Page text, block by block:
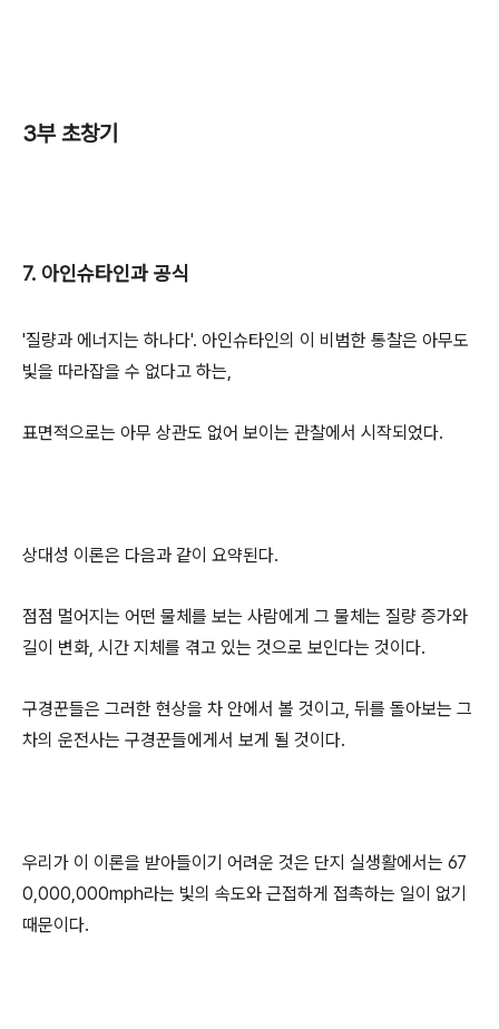
3부 초창기
7. 아인슈타인과 공식
'질량과 에너지는 하나다'. 아인슈타인의 이 비범한 통찰은 아무도
빛을 따라잡을 수 없다고 하는,
표면적으로는 아무 상관도 없어 보이는 관찰에서 시작되었다.
상대성 이론은 다음과 같이 요약된다.
점점 멀어지는 어떤 물체를 보는 사람에게 그 물체는 질량 증가와
길이 변화, 시간 지체를 겪고 있는 것으로 보인다는 것이다.
구경꾼들은 그러한 현상을 차 안에서 볼 것이고, 뒤를 돌아보는 그
차의 운전사는 구경꾼들에게서 보게 될 것이다.
우리가 이 이론을 받아들이기 어려운 것은 단지 실생활에서는 67
0,000,000mph라는 빛의 속도와 근접하게 접촉하는 일이 없기
때문이다.